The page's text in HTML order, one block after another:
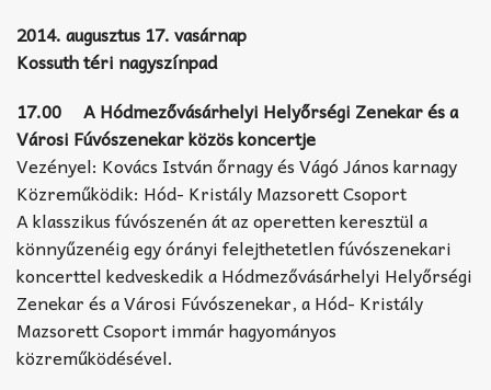
2014. augusztus 17. vasárnap
Kossuth téri nagyszínpad
17.00 A Hódmezővásárhelyi Helyőrségi Zenekar és a
Városi Fúvószenekar közös koncertje
Vezényel: Kovács István őrnagy és Vágó János karnagy
Közreműködik: Hód- Kristály Mazsorett Csoport
A klasszikus fúvószenén át az operetten keresztül a
könnyűzenéig egy órányi felejthetetlen fúvószenekari
koncerttel kedveskedik a Hódmezővásárhelyi Helyőrségi
Zenekar és a Városi Fúvószenekar, a Hód- Kristály
Mazsorett Csoport immár hagyományos
közreműködésével.